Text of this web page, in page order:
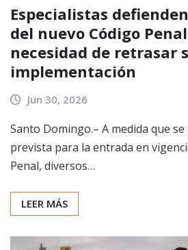
Especialistas
del nuevo Código
necesidad de retrasar
implementación
Jun 30, 2026
Santo Domingo.– A medida que se
prevista para la entrada en
Penal, diversos…
LEER MÁS